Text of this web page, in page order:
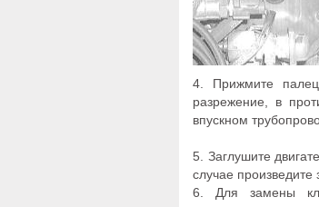
4. Прижмите
разрежение, в
впускном
5. Заглушите
случае произведите
6. Для замены